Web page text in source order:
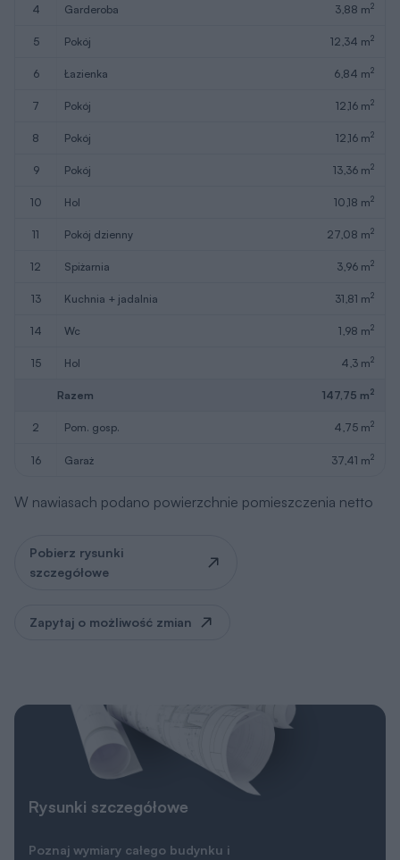
4 garderoba 3,88 m2
5 pokój 12,34 m2
6 łazienka 6,84 m2
7 pokój 12,16 m2
8 pokój 12,16 m2
9 pokój 13,36 m2
10 hol 10,18 m2
11 pokój dzienny 27,08 m2
12 spiżarnia 3,96 m2
13 kuchnia + jadalnia 31,81 m2
14 wc 1,98 m2
15 hol 4,3 m2
Razem 147,75 m2
2 pom. gosp. 4,75 m2
16 garaż 37,41 m2
W nawiasach podano powierzchnie pomieszczenia netto
Pobierz rysunki
szczegółowe
Zapytaj o możliwość zmian
Rysunki szczegółowe
Poznaj wymiary całego budynku i